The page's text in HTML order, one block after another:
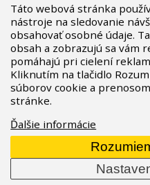
Táto webová stránka
nástroje na sledovanie
obsahovať osobné údaje.
obsah a zobrazujú sa vám
pomáhajú pri cielení
Kliknutím na tlačidlo
súborov cookie a
stránke.
Ďalšie informácie